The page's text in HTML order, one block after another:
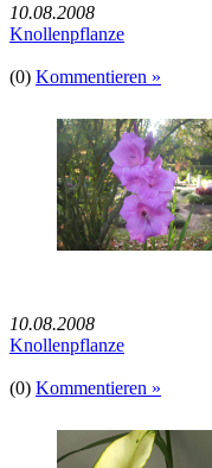
10.08.2008
Knollenpflanze
(0) Kommentieren »
10.08.2008
Knollenpflanze
(0) Kommentieren »